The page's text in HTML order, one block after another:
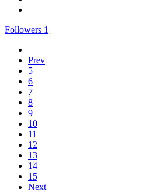
Followers 1
Prev
5
6
7
8
9
10
11
12
13
14
15
Next